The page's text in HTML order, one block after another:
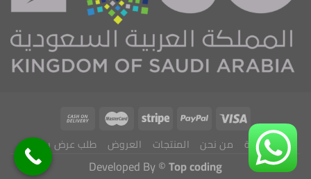
الرئيسية من نحن المنتجات العروض طلب عرض سعر
Developed By ©Top coding